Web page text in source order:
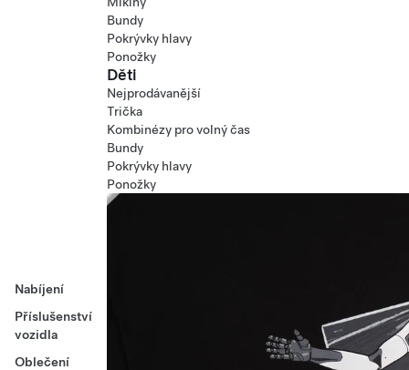
Nabíjení
Příslušenství
vozidla
Oblečení
Bundy
Pokrývky hlavy
Ponožky
Děti
Nejprodávanější
Trička
Kombinézy pro volný čas
Bundy
Pokrývky hlavy
Ponožky